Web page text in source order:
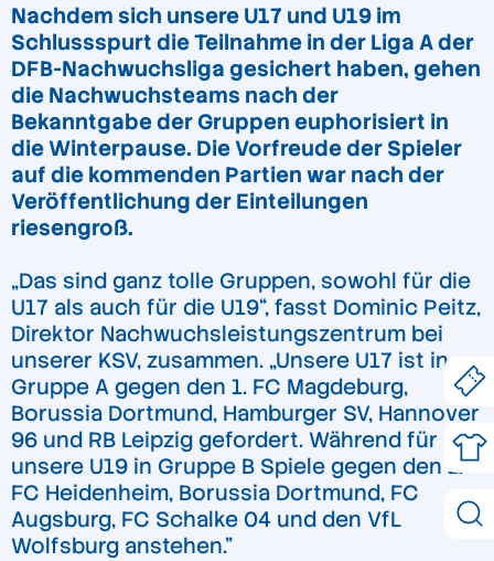
Nachdem sich unsere U17 und U19 im
Schlussspurt die Teilnahme in der Liga A der
DFB-Nachwuchsliga gesichert haben, gehen
die Nachwuchsteams nach der
Bekanntgabe der Gruppen euphorisiert in
die Winterpause. Die Vorfreude der Spieler
auf die kommenden Partien war nach der
Veröffentlichung der Einteilungen
riesengroß.
„Das sind ganz tolle Gruppen, sowohl für die
U17 als auch für die U19“, fasst Dominic Peitz,
Direktor Nachwuchsleistungszentrum bei
unserer KSV, zusammen. „Unsere U17 ist in
Gruppe A gegen den 1. FC Magdeburg,
Borussia Dortmund, Hamburger SV, Hannover
96 und RB Leipzig gefordert. Während für
unsere U19 in Gruppe B Spiele gegen den 1.
FC Heidenheim, Borussia Dortmund, FC
Augsburg, FC Schalke 04 und den VfL
Wolfsburg anstehen.”